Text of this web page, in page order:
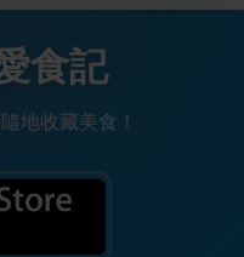
食記
地收藏美食！